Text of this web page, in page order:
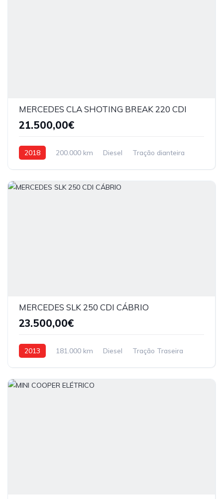
MERCEDES CLA SHOTING BREAK 220 CDI
21.500,00€
2018 200.000 km Diesel Tração dianteira
MERCEDES SLK 250 CDI CÁBRIO
23.500,00€
2013 181.000 km Diesel Tração Traseira